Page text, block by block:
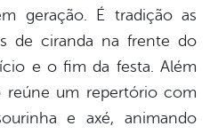
geração. É tradição as
de ciranda na frente do
e o fim da festa. Além
reúne um repertório com
e axé, animando